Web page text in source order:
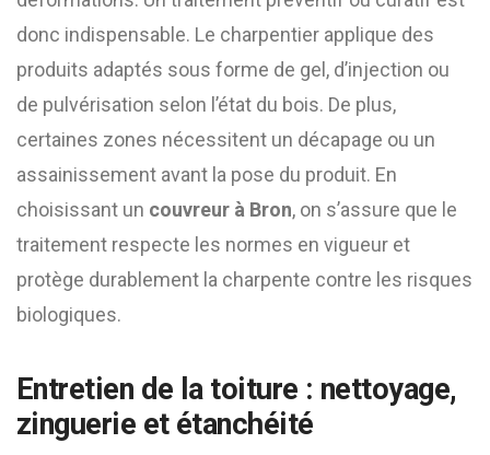
donc indispensable. Le charpentier applique des
produits adaptés sous forme de gel, d’injection ou
de pulvérisation selon l’état du bois. De plus,
certaines zones nécessitent un décapage ou un
assainissement avant la pose du produit. En
choisissant un couvreur à Bron, on s’assure que le
traitement respecte les normes en vigueur et
protège durablement la charpente contre les risques
biologiques.
Entretien de la toiture : nettoyage,
zinguerie et étanchéité